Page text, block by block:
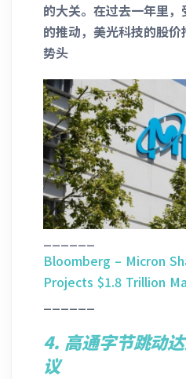
的大关。在过去一年里
的推动，美光科技的股
势头
Bloomberg – Micron
Projects $1.8 Trillion
4. 高通字节跳动
议